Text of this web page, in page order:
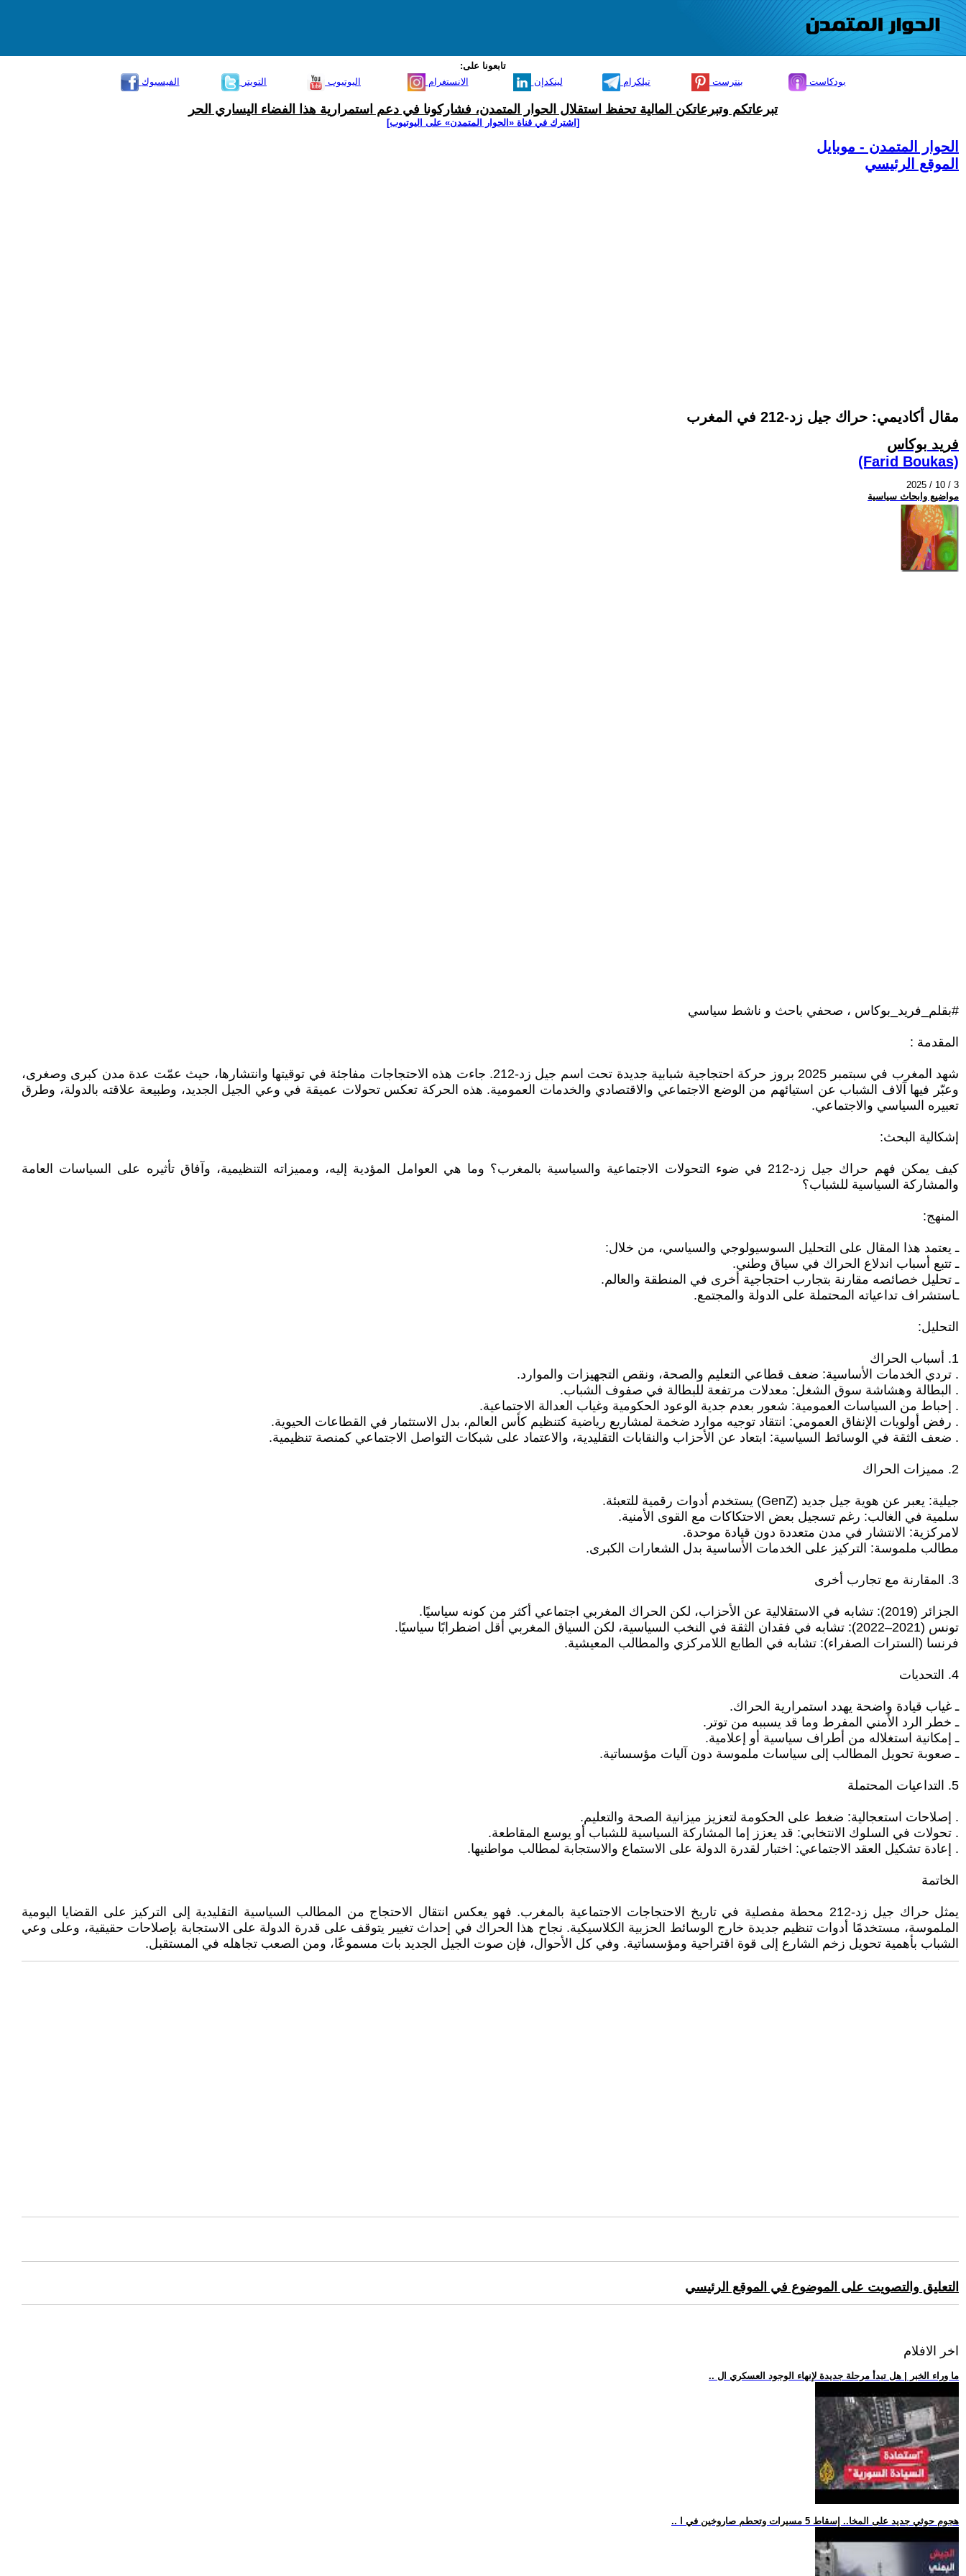
تابعونا على:
الفيسبوك
التويتر اليوتيوب الانستغرام لينكدإن تيلكرام بنترست بودكاست
تبرعاتكم وتبرعاتكن المالية تحفظ استقلال الحوار المتمدن، فشاركونا في دعم استمرارية هذا الفضاء اليساري الحر
[اشترك في قناة ‫«الحوار المتمدن» على اليوتيوب]
الحوار المتمدن - موبايل
الموقع الرئيسي
مقال أكاديمي: حراك جيل زد-212 في المغرب
فريد بوكاس
(Farid Boukas)
2025 / 10 / 3
مواضيع وابحاث سياسية
#بقلم_فريد_بوكاس ، صحفي باحث و ناشط سياسي
المقدمة :
شهد المغرب في سبتمبر 2025 بروز حركة احتجاجية شبابية جديدة تحت اسم جيل زد-212. جاءت هذه الاحتجاجات مفاجئة في توقيتها وانتشارها، حيث عمّت عدة مدن كبرى وصغرى،
وعبّر فيها آلاف الشباب عن استيائهم من الوضع الاجتماعي والاقتصادي والخدمات العمومية. هذه الحركة تعكس تحولات عميقة في وعي الجيل الجديد، وطبيعة علاقته بالدولة، وطرق
تعبيره السياسي والاجتماعي.
إشكالية البحث:
كيف يمكن فهم حراك جيل زد-212 في ضوء التحولات الاجتماعية والسياسية بالمغرب؟ وما هي العوامل المؤدية إليه، ومميزاته التنظيمية، وآفاق تأثيره على السياسات العامة
والمشاركة السياسية للشباب؟
المنهج:
ـ يعتمد هذا المقال على التحليل السوسيولوجي والسياسي، من خلال:
ـ تتبع أسباب اندلاع الحراك في سياق وطني.
ـ تحليل خصائصه مقارنة بتجارب احتجاجية أخرى في المنطقة والعالم.
ـاستشراف تداعياته المحتملة على الدولة والمجتمع.
التحليل:
1. أسباب الحراك
. تردي الخدمات الأساسية: ضعف قطاعي التعليم والصحة، ونقص التجهيزات والموارد.
. البطالة وهشاشة سوق الشغل: معدلات مرتفعة للبطالة في صفوف الشباب.
. إحباط من السياسات العمومية: شعور بعدم جدية الوعود الحكومية وغياب العدالة الاجتماعية.
. رفض أولويات الإنفاق العمومي: انتقاد توجيه موارد ضخمة لمشاريع رياضية كتنظيم كأس العالم، بدل الاستثمار في القطاعات الحيوية.
. ضعف الثقة في الوسائط السياسية: ابتعاد عن الأحزاب والنقابات التقليدية، والاعتماد على شبكات التواصل الاجتماعي كمنصة تنظيمية.
2. مميزات الحراك
جيلية: يعبر عن هوية جيل جديد (GenZ) يستخدم أدوات رقمية للتعبئة.
سلمية في الغالب: رغم تسجيل بعض الاحتكاكات مع القوى الأمنية.
لامركزية: الانتشار في مدن متعددة دون قيادة موحدة.
مطالب ملموسة: التركيز على الخدمات الأساسية بدل الشعارات الكبرى.
3. المقارنة مع تجارب أخرى
الجزائر (2019): تشابه في الاستقلالية عن الأحزاب، لكن الحراك المغربي اجتماعي أكثر من كونه سياسيًا.
تونس (2021–2022): تشابه في فقدان الثقة في النخب السياسية، لكن السياق المغربي أقل اضطرابًا سياسيًا.
فرنسا (السترات الصفراء): تشابه في الطابع اللامركزي والمطالب المعيشية.
4. التحديات
ـ غياب قيادة واضحة يهدد استمرارية الحراك.
ـ خطر الرد الأمني المفرط وما قد يسببه من توتر.
ـ إمكانية استغلاله من أطراف سياسية أو إعلامية.
ـ صعوبة تحويل المطالب إلى سياسات ملموسة دون آليات مؤسساتية.
5. التداعيات المحتملة
. إصلاحات استعجالية: ضغط على الحكومة لتعزيز ميزانية الصحة والتعليم.
. تحولات في السلوك الانتخابي: قد يعزز إما المشاركة السياسية للشباب أو يوسع المقاطعة.
. إعادة تشكيل العقد الاجتماعي: اختبار لقدرة الدولة على الاستماع والاستجابة لمطالب مواطنيها.
الخاتمة
يمثل حراك جيل زد-212 محطة مفصلية في تاريخ الاحتجاجات الاجتماعية بالمغرب. فهو يعكس انتقال الاحتجاج من المطالب السياسية التقليدية إلى التركيز على القضايا اليومية
الملموسة، مستخدمًا أدوات تنظيم جديدة خارج الوسائط الحزبية الكلاسيكية. نجاح هذا الحراك في إحداث تغيير يتوقف على قدرة الدولة على الاستجابة بإصلاحات حقيقية، وعلى وعي
الشباب بأهمية تحويل زخم الشارع إلى قوة اقتراحية ومؤسساتية. وفي كل الأحوال، فإن صوت الجيل الجديد بات مسموعًا، ومن الصعب تجاهله في المستقبل.
التعليق والتصويت على الموضوع في الموقع الرئيسي
اخر الافلام
.. ما وراء الخبر | هل تبدأ مرحلة جديدة لإنهاء الوجود العسكري ال
.. هجوم حوثي جديد على المخا.. إسقاط 5 مسيرات وتحطم صاروخين في ا